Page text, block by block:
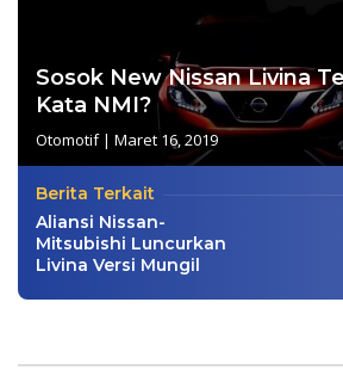
Sosok New Nissan Livina
Kata NMI?
Otomotif| Maret 16, 2019
Berita Terkait
Aliansi Nissan-
Mitsubishi Luncurkan
Livina Versi Mungil